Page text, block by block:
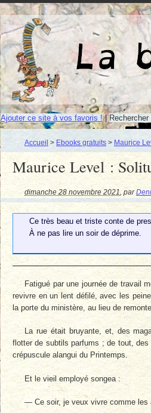
Ajouter ce site à vos favoris !|Rechercher
Accueil > Ebooks gratuits > Maurice
Maurice Level :
dimanche 28 novembre 2021, par
Ce très beau et triste conte de
À ne pas lire un soir de déprime.
Fatigué par une journée de travail
revivre en un lent défilé, avec les
la porte du ministère, au lieu de
La rue était bruyante, et, des
flotter de subtils parfums ; de tout,
crépuscule alangui du Printemps.
Et le vieil employé songea :
— Ce soir, je veux vivre comme les